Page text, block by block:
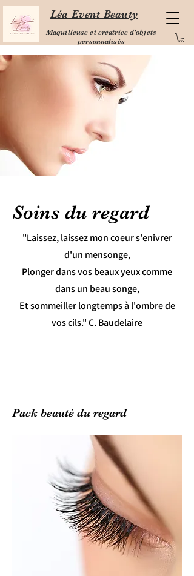
Léa Event Beauty
Maquilleuse et créatrice d'objets
personnalisés
Soins du regard
"Laissez, laissez mon coeur s'enivrer
d'un mensonge,
Plonger dans vos beaux yeux comme
dans un beau songe,
Et sommeiller longtemps à l'ombre de
vos cils." C. Baudelaire
Pack beauté du regard